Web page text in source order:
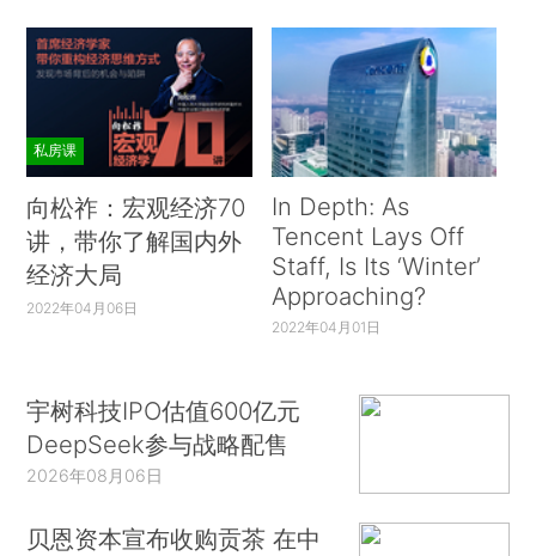
私房课
向松祚：宏观经济70
讲，带你了解国内外
经济大局
2022年04月06日
In Depth: As
Tencent Lays Off
Staff, Is Its ‘Winter’
Approaching?
2022年04月01日
宇树科技IPO估值600亿元
DeepSeek参与战略配售
2026年08月06日
贝恩资本宣布收购贡茶 在中